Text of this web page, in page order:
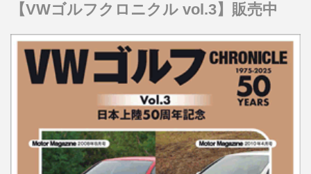
【VWゴルフクロニクル vol.3】販売中